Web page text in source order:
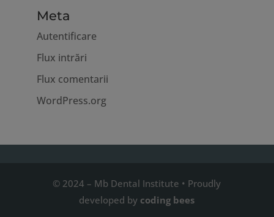
Meta
Autentificare
Flux intrări
Flux comentarii
WordPress.org
© 2024 – Mb Dental Institute • Proudly
developed by coding bees